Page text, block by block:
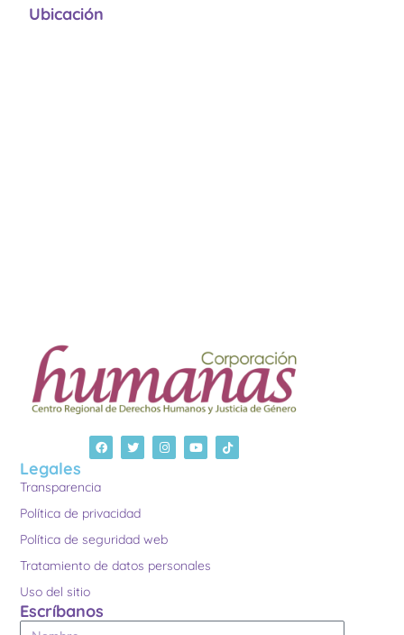
Legales
Transparencia
Política de privacidad
Política de seguridad web
Tratamiento de datos personales
Uso del sitio
Escríbanos
Ubicación